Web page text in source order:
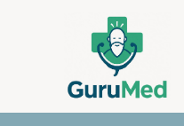
content